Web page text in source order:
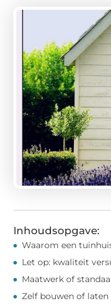
Inhoudsopgave:
Waarom een
Let op: kwaliteit
Maatwerk of
Zelf bouwen of laten